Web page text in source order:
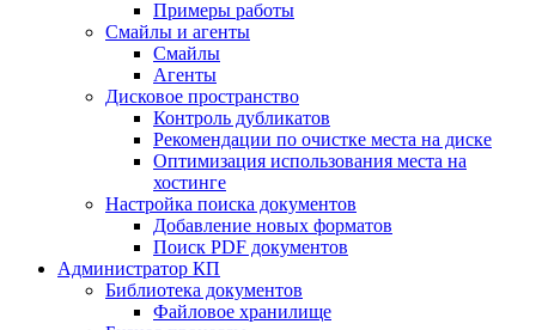
Примеры работы
Смайлы и агенты
Смайлы
Агенты
Дисковое пространство
Контроль дубликатов
Рекомендации по очистке места на диске
Оптимизация использования места на
хостинге
Настройка поиска документов
Добавление новых форматов
Поиск PDF документов
Администратор КП
Библиотека документов
Файловое хранилище